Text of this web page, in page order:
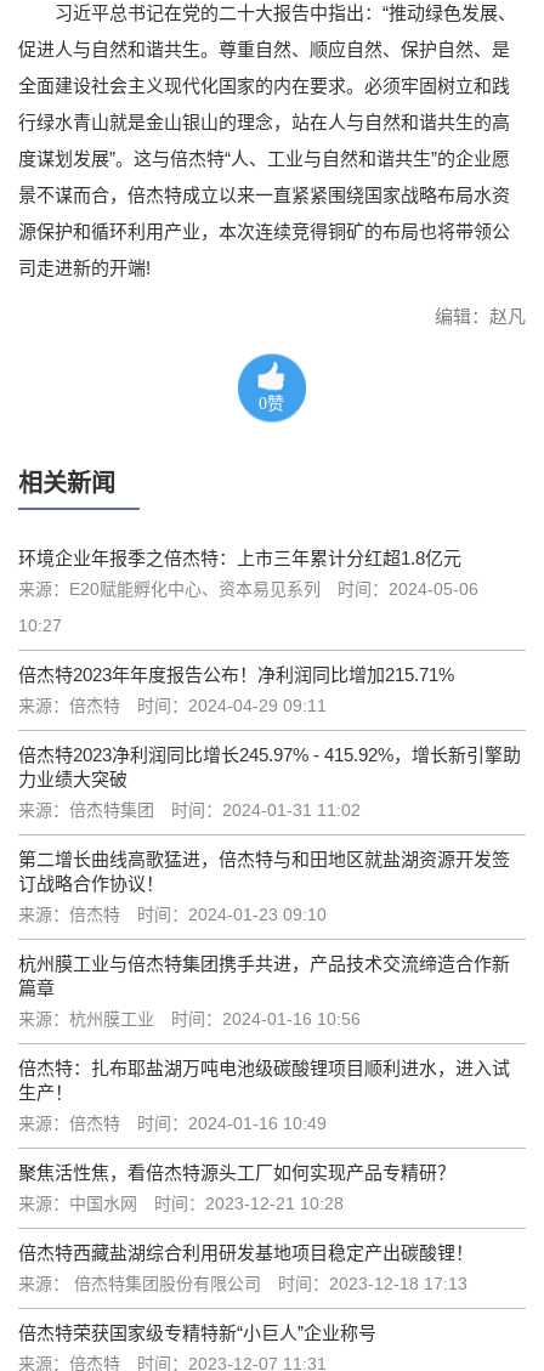
习近平总书记在党的二十大报告中指出：“推动绿色发展、
促进人与自然和谐共生。尊重自然、顺应自然、保护自然、是
全面建设社会主义现代化国家的内在要求。必须牢固树立和践
行绿水青山就是金山银山的理念，站在人与自然和谐共生的高
度谋划发展”。这与倍杰特“人、工业与自然和谐共生”的企业愿
景不谋而合，倍杰特成立以来一直紧紧围绕国家战略布局水资
源保护和循环利用产业，本次连续竞得铜矿的布局也将带领公
司走进新的开端!
编辑：赵凡
0赞
相关新闻
环境企业年报季之倍杰特：上市三年累计分红超1.8亿元
来源：E20赋能孵化中心、资本易见系列
时间：2024-05-06
10:27
倍杰特2023年年度报告公布！净利润同比增加215.71%
来源：倍杰特 时间：2024-04-29 09:11
倍杰特2023净利润同比增长245.97% - 415.92%，增长新引擎助
力业绩大突破
来源：倍杰特集团 时间：2024-01-31 11:02
第二增长曲线高歌猛进，倍杰特与和田地区就盐湖资源开发签
订战略合作协议！
来源：倍杰特 时间：2024-01-23 09:10
杭州膜工业与倍杰特集团携手共进，产品技术交流缔造合作新
篇章
来源：杭州膜工业 时间：2024-01-16 10:56
倍杰特：扎布耶盐湖万吨电池级碳酸锂项目顺利进水，进入试
生产！
来源：倍杰特 时间：2024-01-16 10:49
聚焦活性焦，看倍杰特源头工厂如何实现产品专精研？
来源：中国水网 时间：2023-12-21 10:28
倍杰特西藏盐湖综合利用研发基地项目稳定产出碳酸锂！
来源： 倍杰特集团股份有限公司 时间：2023-12-18 17:13
倍杰特荣获国家级专精特新“小巨人”企业称号
来源：倍杰特 时间：2023-12-07 11:31